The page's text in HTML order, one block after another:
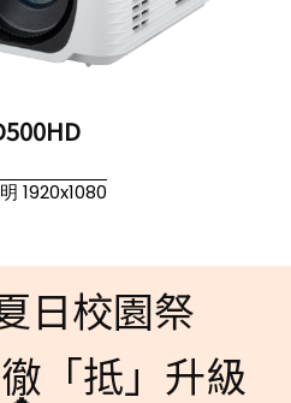
1920x1080
日校園祭
「抵」升級